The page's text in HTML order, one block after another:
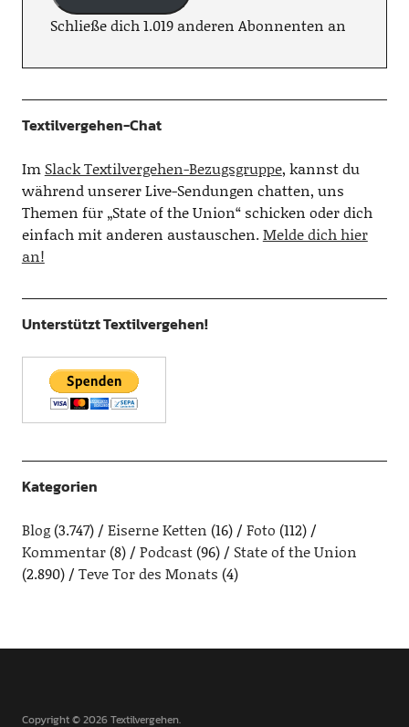
Schließe dich 1.019 anderen Abonnenten an
Textilvergehen-Chat
Im Slack Textilvergehen-Bezugsgruppe, kannst du
während unserer Live-Sendungen chatten, uns
Themen für „State of the Union“ schicken oder dich
einfach mit anderen austauschen.Melde dich hier
an!
Unterstützt Textilvergehen!
Kategorien
Blog(3.747) Eiserne Ketten (16) Foto (112)
Kommentar(8) Podcast(96)
State of the Union
(2.890)
Teve Tor des Monats (4)
Copyright © 2026 Textilvergehen